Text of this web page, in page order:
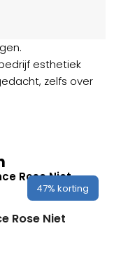
esthetiek
zelfs over
47% korting
Rose Niet